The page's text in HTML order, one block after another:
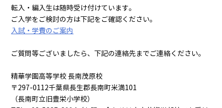
転入・編入生は随時受け付けています。
ご入学をご検討の方は下記をご確認ください。
入試・学費のご案内
ご質問等ございましたら、下記の連絡先までご連絡ください。
精華学園高等学校 長南茂原校
〒297-0112千葉県長生郡長南町米満101
（長南町立旧豊栄小学校）